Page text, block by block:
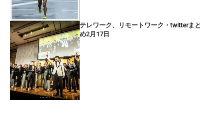
テレワーク、リモートワーク・twitterまと
め2月17日